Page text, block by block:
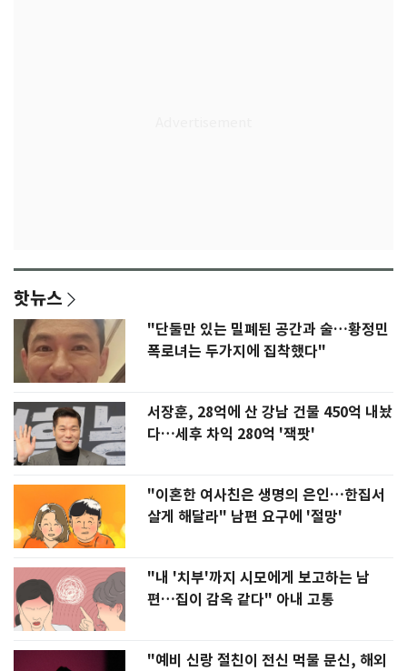
핫뉴스
"단둘만 있는 밀폐된 공간과 술…황정민
폭로녀는 두가지에 집착했다"
서장훈, 28억에 산 강남 건물 450억 내놨
다…세후 차익 280억 '잭팟'
"이혼한 여사친은 생명의 은인…한집서
살게 해달라" 남편 요구에 '절망'
"내 '치부'까지 시모에게 보고하는 남
편…집이 감옥 같다" 아내 고통
"예비 신랑 절친이 전신 먹물 문신, 해외